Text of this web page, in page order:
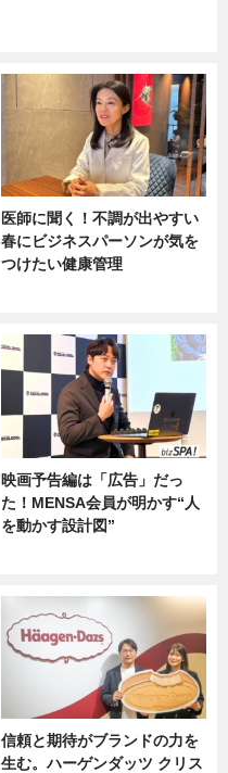
医師に聞く！不調が出やすい
春にビジネスパーソンが気を
つけたい健康管理
映画予告編は「広告」だっ
た！MENSA会員が明かす“人
を動かす設計図”
信頼と期待がブランドの力を
生む。ハーゲンダッツ クリス